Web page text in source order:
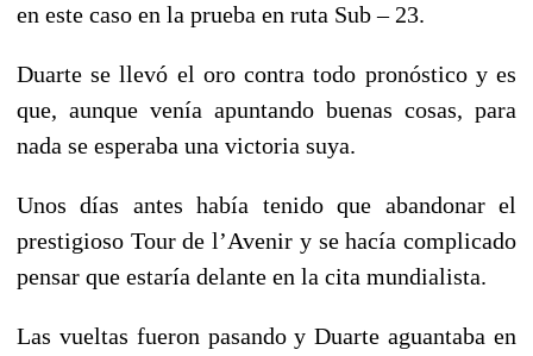
en este caso en la prueba en ruta Sub – 23.
Duarte se llevó el oro contra todo pronóstico y es
que, aunque venía apuntando buenas cosas, para
nada se esperaba una victoria suya.
Unos días antes había tenido que abandonar el
prestigioso Tour de l’Avenir y se hacía complicado
pensar que estaría delante en la cita mundialista.
Las vueltas fueron pasando y Duarte aguantaba en